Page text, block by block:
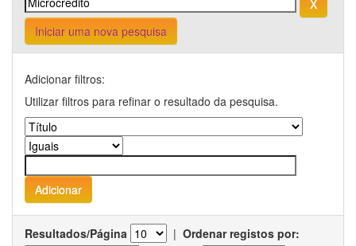
Iniciar uma nova pesquisa
Adicionar filtros:
Utilizar filtros para refinar o resultado da pesquisa.
Resultados/Página | Ordenar registos por: